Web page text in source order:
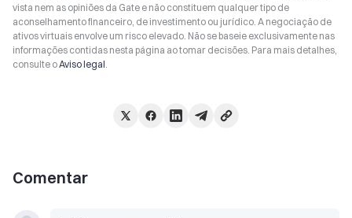
vista nem as opiniões da Gate e não constituem qualquer tipo de
aconselhamento financeiro, de investimento ou jurídico. A negociação de
ativos virtuais envolve um risco elevado. Não se baseie exclusivamente nas
informações contidas nesta página ao tomar decisões. Para mais detalhes,
consulte oAviso legal.
Comentar